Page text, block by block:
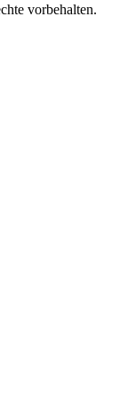
vorbehalten.